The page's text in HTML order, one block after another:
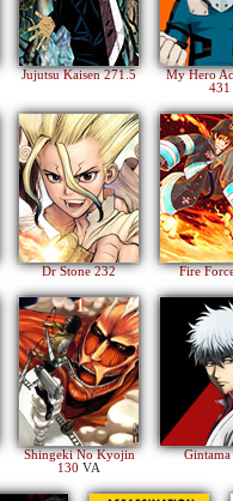
Jujutsu Kaisen 271.5
My Hero
431
Dr Stone 232 Fire
Shingeki No Kyojin
130 VA